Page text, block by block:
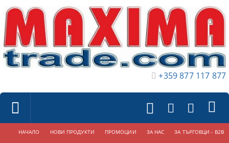
+359 877 117 877
НАЧАЛО НОВИ ПРОДУКТИ ПРОМОЦИИ ЗА НАС ЗА ТЪРГОВЦИ - B2B